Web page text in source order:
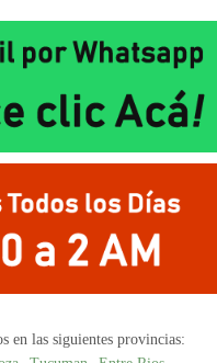
en las siguientes provincias: